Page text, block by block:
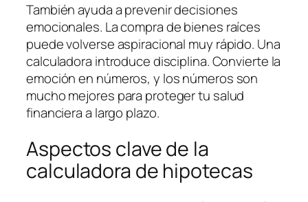
También ayuda a prevenir decisiones
emocionales. La compra de bienes raíces
puede volverse aspiracional muy rápido. Una
calculadora introduce disciplina. Convierte la
emoción en números, y los números son
mucho mejores para proteger tu salud
financiera a largo plazo.
Aspectos clave de la
calculadora de hipotecas